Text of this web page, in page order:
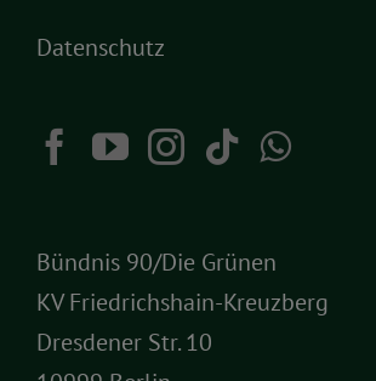
Datenschutz
Bündnis 90/Die Grünen
KV Friedrichshain-Kreuzberg
Dresdener Str. 10